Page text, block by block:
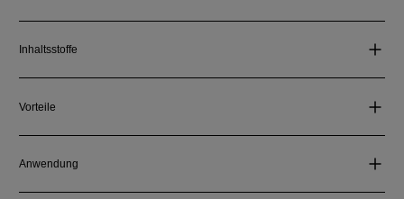
Inhaltsstoffe
Vorteile
Anwendung